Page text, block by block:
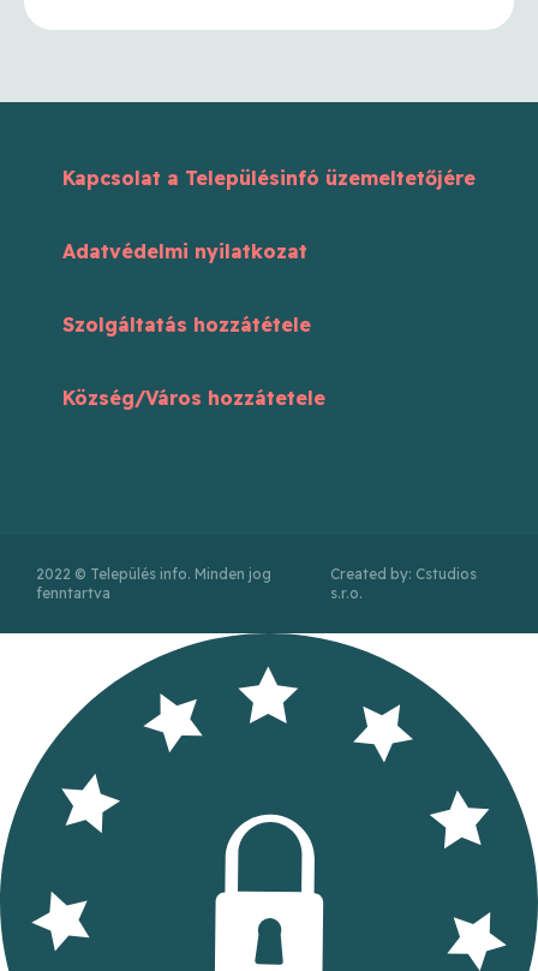
Kapcsolat a Településinfó üzemeltetőjére
Adatvédelmi nyilatkozat
Szolgáltatás hozzátétele
Község/Város hozzátetele
2022 © Település info. Minden jog
fenntartva
Created by: Cstudios
s.r.o.